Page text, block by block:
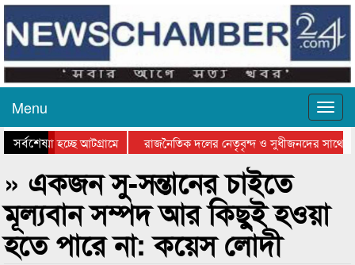
Menu
সর্বশেষহচ্ছে আটগ্রামে
রাজনৈতিক দলের নেতৃবৃন্দ ও সুধীজনদের সাথে
সিলেটে বাংলাদেশ গ্রুপ থিয়েটার ফেডারেশানের
» একজন সু-সন্তানের চাইতে
মূল্যবান সম্পদ আর কিছুই হওয়া
হতে পারে না: কয়েস লোদী